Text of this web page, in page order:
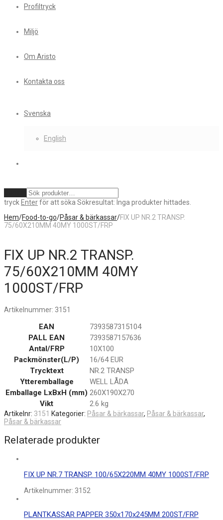
Profiltryck
Miljö
Om Aristo
Kontakta oss
Svenska
English
tryck Enterför att söka Sökresultat: Inga produkter hittades.
Hem/Food-to-go/Påsar & bärkassar/FIX UP NR.2 TRANSP.
75/60X210MM 40MY 1000ST/FRP
FIX UP NR.2 TRANSP.
75/60X210MM 40MY
1000ST/FRP
Artikelnummer: 3151
EAN
7393587315104
PALL EAN
7393587157636
Antal/FRP
10X100
Packmönster(L/P)
16/64 EUR
Trycktext
NR.2 TRANSP
Ytteremballage
WELL LÅDA
Emballage LxBxH (mm) 260X190X270
Vikt
2.6 kg
Artikelnr: 3151 Kategorier: Påsar & bärkassar, Påsar & bärkassar,
Påsar & bärkassar
Relaterade produkter
FIX UP NR.7 TRANSP. 100/65X220MM 40MY 1000ST/FRP
Artikelnummer: 3152
PLANTKASSAR PAPPER 350x170x245MM 200ST/FRP